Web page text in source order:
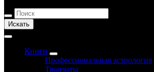
Искать
Книги
Профессиональная астрология
Транзиты